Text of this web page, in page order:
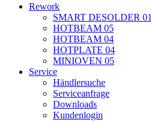
Rework
SMART DESOLDER 01
HOTBEAM 05
HOTBEAM 04
HOTPLATE 04
MINIOVEN 05
Service
Händlersuche
Serviceanfrage
Downloads
Kundenlogin